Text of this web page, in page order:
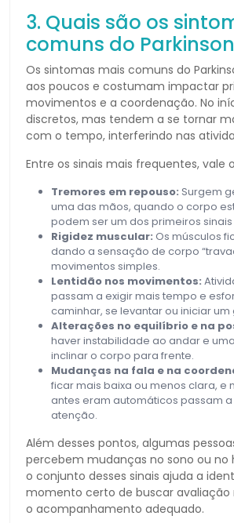
3. Quais são os
comuns do
Os sintomas mais comuns do
aos poucos e costumam impactar
movimentos e a coordenação. No
discretos, mas tendem a se tornar
com o tempo, interferindo nas
Entre os sinais mais frequentes, vale
Tremores em repouso: Surgem
uma das mãos, quando o corpo
podem ser um dos primeiros
Rigidez muscular: Os músculos
dando a sensação de corpo
movimentos simples.
Lentidão nos movimentos:
passam a exigir mais tempo e
caminhar, se levantar ou iniciar um
Alterações no equilíbrio e na
haver instabilidade ao andar e
inclinar o corpo para frente.
Mudanças na fala e na
ficar mais baixa ou menos clara, e
antes eram automáticos passam a
atenção.
Além desses pontos, algumas
percebem mudanças no sono ou no
o conjunto desses sinais ajuda a
momento certo de buscar avaliação
o acompanhamento adequado.